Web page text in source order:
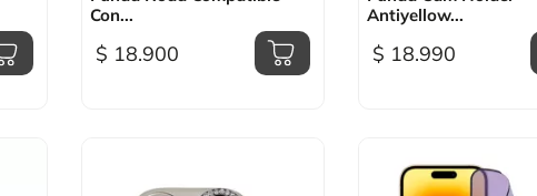
Con...
$ 18.900
Antiyellow...
$ 18.990